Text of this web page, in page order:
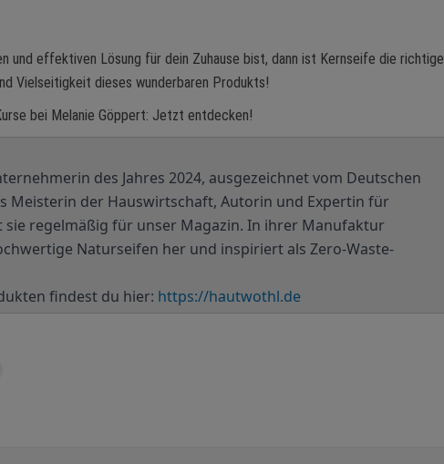
und effektiven Lösung für dein Zuhause bist, dann ist Kernseife die richtige
Vielseitigkeit dieses wunderbaren Produkts!
bei Melanie Göppert: Jetzt entdecken!
des Jahres 2024, ausgezeichnet vom Deutschen
Meisterin der Hauswirtschaft, Autorin und Expertin für
sie regelmäßig für unser Magazin. In ihrer Manufaktur
Naturseifen her und inspiriert als Zero-Waste-
findest du hier: https://hautwothl.de